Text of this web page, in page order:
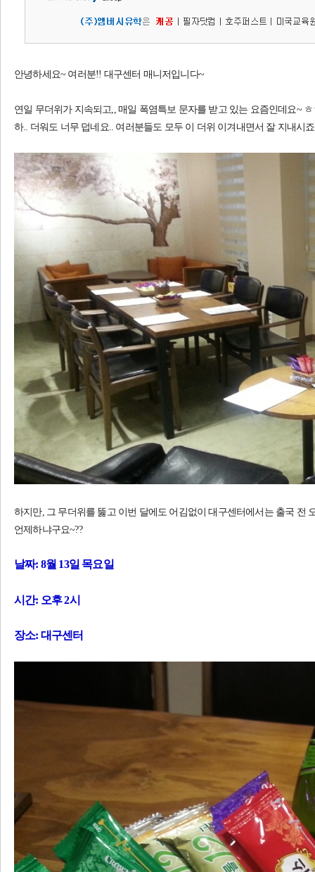
안녕하세요~ 여러분!! 대구센터 매니저입니다~
연일 무더위가 지속되고,, 매일 폭염특보 문자를 받고 있는 요즘인데요~ ㅎ
하.. 더워도 너무 덥네요.. 여러분들도 모두 이 더위 이겨내면서 잘 지내시
하지만, 그 무더위를 뚫고 이번 달에도 어김없이 대구센터에서는 출국 전
언제하냐구요~??
날짜: 8월 13일 목요일
시간: 오후 2시
장소: 대구센터